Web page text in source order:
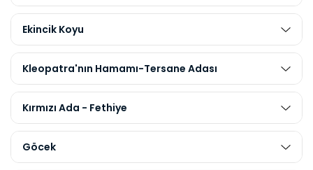
Ekincik Koyu
Kleopatra'nın Hamamı-Tersane Adası
Kırmızı Ada - Fethiye
Göcek